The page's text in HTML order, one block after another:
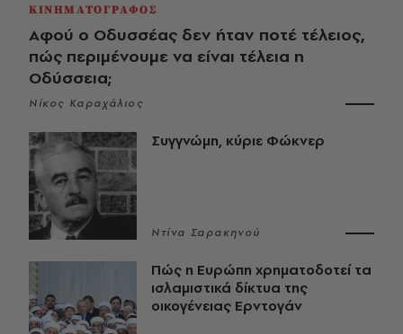
ΚΙΝΗΜΑΤΟΓΡΑΦΟΣ
Αφού ο Οδυσσέας δεν ήταν ποτέ τέλειος,
πώς περιμένουμε να είναι τέλεια η
Οδύσσεια;
Νίκος Καραχάλιος
Συγγνώμη, κύριε Φώκνερ
Ντίνα Σαρακηνού
Πώς η Ευρώπη χρηματοδοτεί τα
ισλαμιστικά δίκτυα της
οικογένειας Ερντογάν